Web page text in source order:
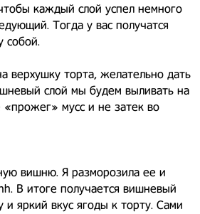
каждый слой успел немного
Тогда у вас получатся
собой.
верхушку торта, желательно дать
слой мы будем выливать на
мусс и не затек во
вишню. Я разморозила ее и
В итоге получается вишневый
и яркий вкус ягоды к торту. Сами